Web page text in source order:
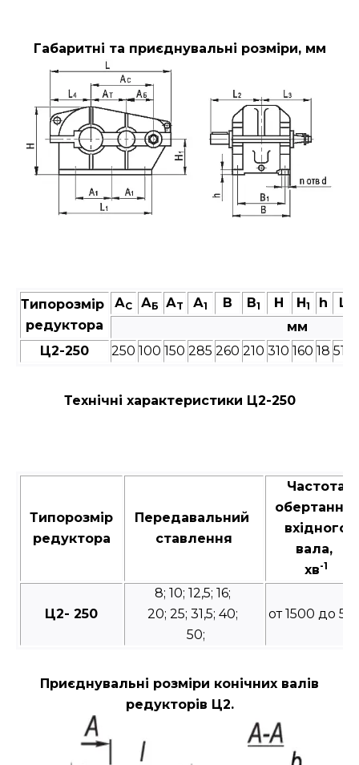
Габаритні та приєднувальні розміри, мм
Типорозмір
редуктора
АC АБ АT А1 В В1 Н Н 1 h
L
мм
Ц2-250
250 100 150 285 260 210 310 160 18 515
Технічні характеристики Ц2-250
Типорозмір
редуктора
Передавальний
ставлення
Частота
обертання
вхідного
вала,
хв-1
Ц2- 250
8; 10; 12,5; 16;
20; 25; 31,5; 40;
50;
от 1500 до
Приєднувальні розміри конічних валів
редукторів Ц2.